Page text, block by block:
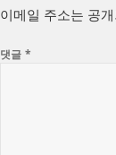
이메일 주소는 공
댓글*